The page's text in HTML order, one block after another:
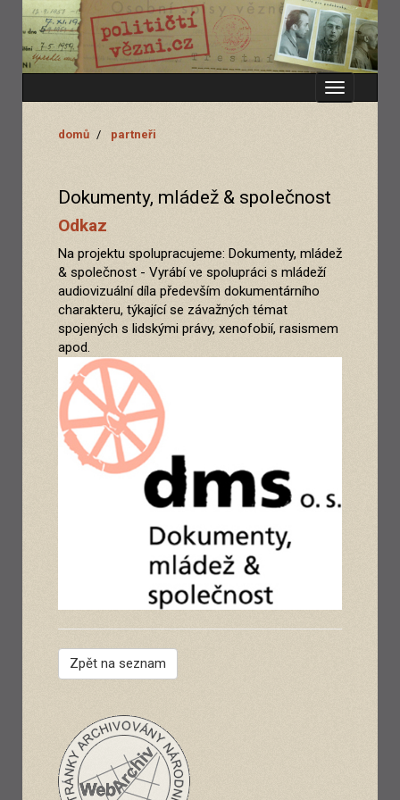
Zobrazit
domů partneři
Dokumenty, mládež & společnost
Odkaz
Na projektu spolupracujeme: Dokumenty, mládež
& společnost - Vyrábí ve spolupráci s mládeží
audiovizuální díla především dokumentárního
charakteru, týkající se závažných témat
spojených s lidskými právy, xenofobií, rasismem
apod.
Zpět na seznam